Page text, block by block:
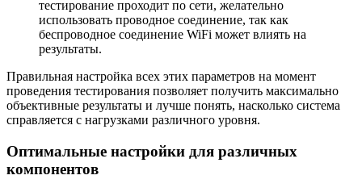
тестирование проходит по сети, желательно
использовать проводное соединение, так как
беспроводное соединение WiFi может влиять на
результаты.
Правильная настройка всех этих параметров на момент
проведения тестирования позволяет получить максимально
объективные результаты и лучше понять, насколько система
справляется с нагрузками различного уровня.
Оптимальные настройки для различных
компонентов